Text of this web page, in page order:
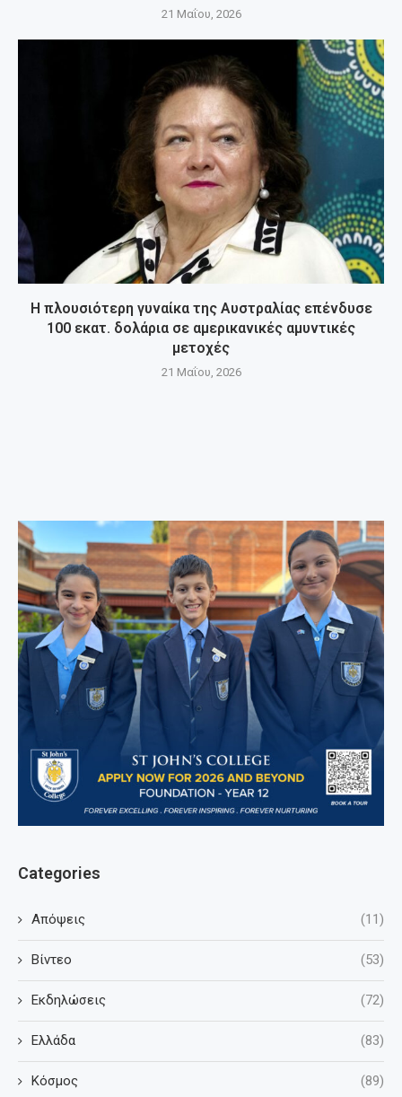
21 Μαΐου, 2026
Η πλουσιότερη γυναίκα της Αυστραλίας επένδυσε
100 εκατ. δολάρια σε αμερικανικές αμυντικές
μετοχές
21 Μαΐου, 2026
Categories
Απόψεις (11)
Βίντεο (53)
Εκδηλώσεις (72)
Ελλάδα (83)
Κόσμος (89)